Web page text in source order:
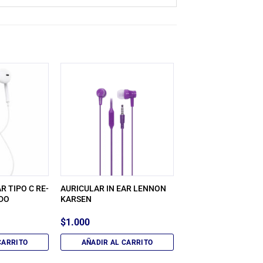
TIPO C RE-
AURICULAR IN EAR LENNON
KARSEN
$1.000
AÑADIR AL CARRITO